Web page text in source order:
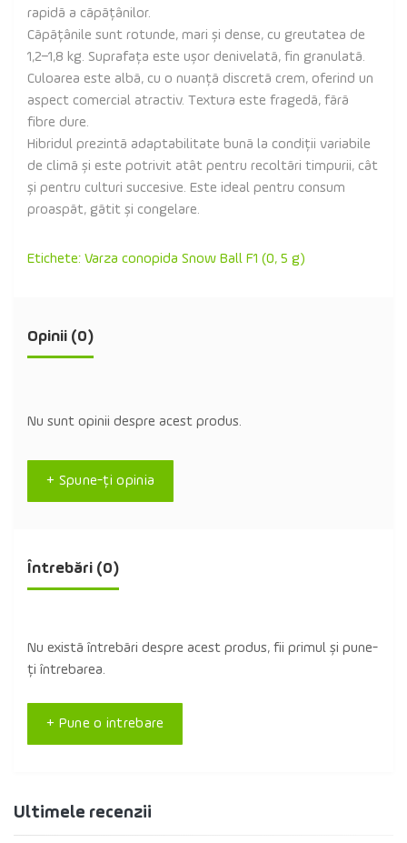
rapidă a căpățânilor.
Căpățânile sunt rotunde, mari și dense, cu greutatea de
1,2–1,8 kg. Suprafața este ușor denivelată, fin granulată.
Culoarea este albă, cu o nuanță discretă crem, oferind un
aspect comercial atractiv. Textura este fragedă, fără
fibre dure.
Hibridul prezintă adaptabilitate bună la condiții variabile
de climă și este potrivit atât pentru recoltări timpurii, cât
și pentru culturi succesive. Este ideal pentru consum
proaspăt, gătit și congelare.
Etichete: Varza conopida Snow Ball F1 (0, 5 g)
Opinii (0)
Nu sunt opinii despre acest produs.
+ Spune-ţi opinia
Întrebări (0)
Nu există întrebări despre acest produs, fii primul și pune-
ți întrebarea.
+ Pune o intrebare
Ultimele recenzii